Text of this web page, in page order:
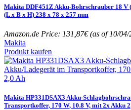
Makita DDF451Z Akku-Bohrschrauber 18 V
(L x B x H) 238 x 78 x 257 mm
Amazon.de Price: 131,87€(as of 10/04/
Makita
Produkt kaufen
Makita HP331DSAX3 Akku-
Transportkoffer, 170 W, 10.8 V, mit 2x Akku